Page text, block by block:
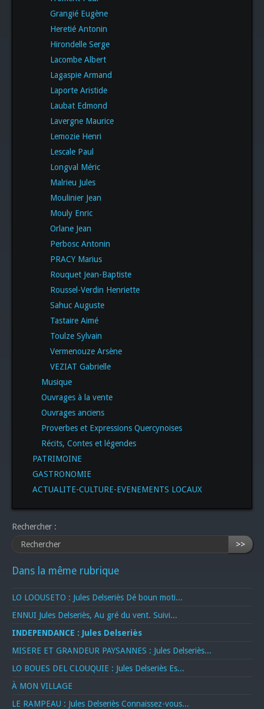
Grangié Eugène
Heretié Antonin
Hirondelle Serge
Lacombe Albert
Lagaspie Armand
Laporte Aristide
Laubat Edmond
Lavergne Maurice
Lemozie Henri
Lescale Paul
Longval Méric
Malrieu Jules
Moulinier Jean
Mouly Enric
Orlane Jean
Perbosc Antonin
PRACY Marius
Rouquet Jean-Baptiste
Roussel-Verdin Henriette
Sahuc Auguste
Tastaire Aimé
Toulze Sylvain
Vermenouze Arsène
VEZIAT Gabrielle
Musique
Ouvrages à la vente
Ouvrages anciens
Proverbes et Expressions Quercynoises
Récits, Contes et légendes
PATRIMOINE
GASTRONOMIE
ACTUALITE-CULTURE-EVENEMENTS LOCAUX
Rechercher :
>>
Dans la même rubrique
LO LOOUSETO : Jules Delseriès Dé boun moti...
ENNUI Jules Delseriès, Au gré du vent. Suivi...
INDEPENDANCE : Jules Delseriès
MISERE ET GRANDEUR PAYSANNES : Jules Delseriès...
LO BOUES DEL CLOUQUIE : Jules Delseriès Es...
À MON VILLAGE
LE RAMPEAU : Jules Delseriès Connaissez-vous...